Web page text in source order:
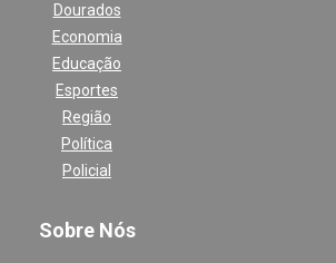
Dourados
Economia
Educação
Esportes
Região
Política
Policial
Sobre Nós